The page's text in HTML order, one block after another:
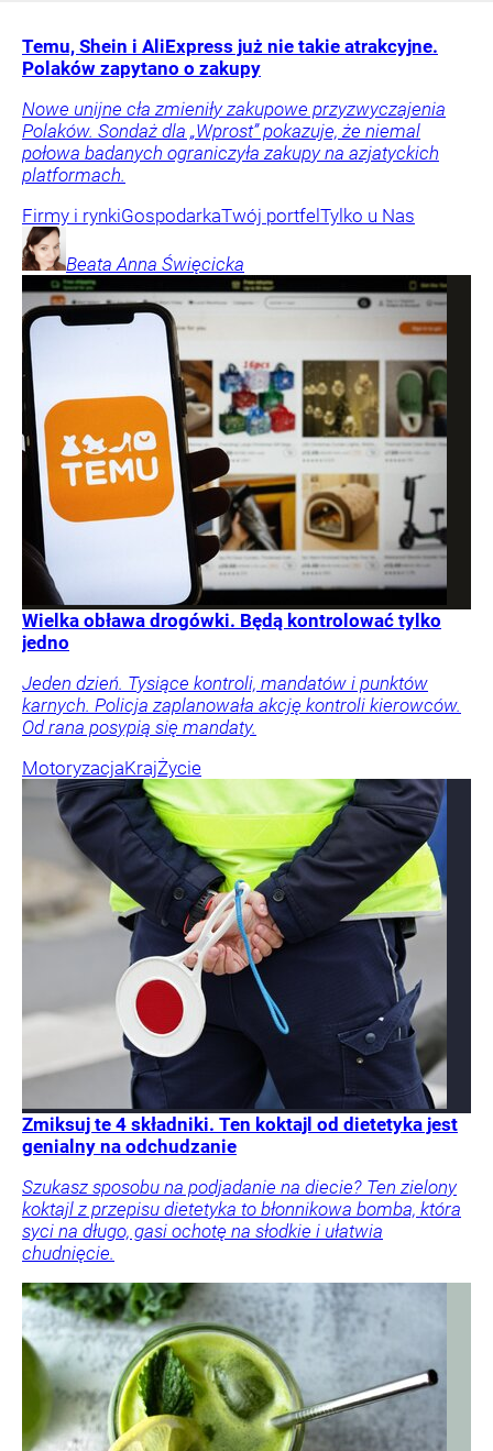
Temu, Shein i AliExpress już nie takie atrakcyjne.
Polaków zapytano o zakupy
Nowe unijne cła zmieniły zakupowe przyzwyczajenia
Polaków. Sondaż dla „Wprost” pokazuje, że niemal
połowa badanych ograniczyła zakupy na azjatyckich
platformach.
Firmy i rynkiGospodarkaTwój portfel Tylko u Nas
Beata Anna Święcicka
Wielka obława drogówki. Będą kontrolować tylko
jedno
Jeden dzień. Tysiące kontroli, mandatów i punktów
karnych. Policja zaplanowała akcję kontroli kierowców.
Od rana posypią się mandaty.
MotoryzacjaKrajŻycie
Zmiksuj te 4 składniki. Ten koktajl od dietetyka jest
genialny na odchudzanie
Szukasz sposobu na podjadanie na diecie? Ten zielony
koktajl z przepisu dietetyka to błonnikowa bomba, która
syci na długo, gasi ochotę na słodkie i ułatwia
chudnięcie.